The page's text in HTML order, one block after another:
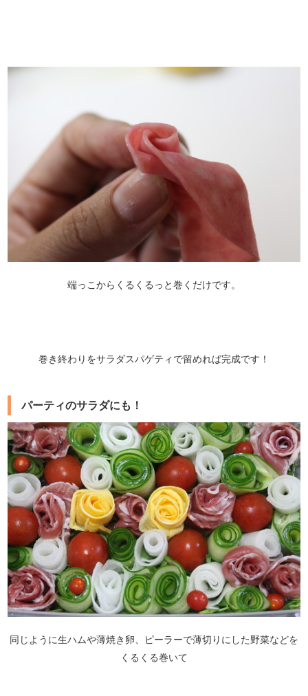
端っこからくるくるっと巻くだけです。
巻き終わりをサラダスパゲティで留めれば完成です！
パーティのサラダにも！
同じように生ハムや薄焼き卵、ピーラーで薄切りにした野菜などを
くるくる巻いて